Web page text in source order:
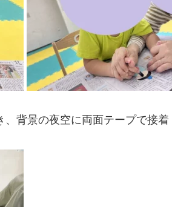
背景の夜空に両面テープで接着